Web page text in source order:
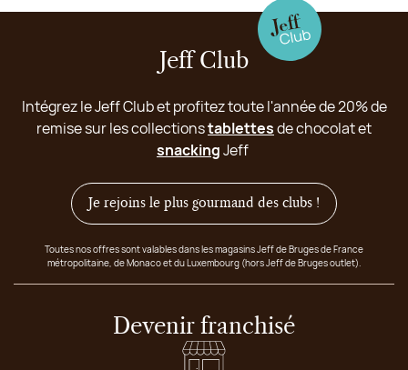
Jeff Club
Intégrez le Jeff Club et profitez toute l'année de 20% de
remise sur les collectionstablettesde chocolat et
snackingJeff
Je rejoins le plus gourmand des clubs !
Toutes nos offres sont valables dans les magasins Jeff de Bruges de France
métropolitaine, de Monaco et du Luxembourg (hors Jeff de Bruges outlet).
Devenir franchisé